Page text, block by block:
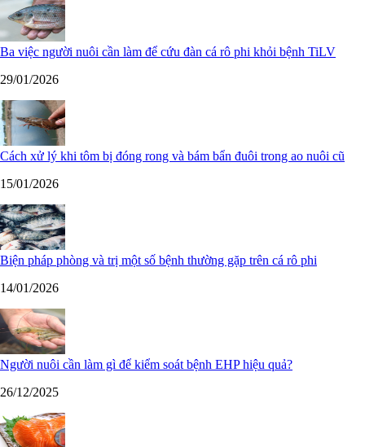
Ba việc người nuôi cần làm để cứu đàn cá rô phi khỏi bệnh TiLV
29/01/2026
Cách xử lý khi tôm bị đóng rong và bám bẩn đuôi trong ao nuôi cũ
15/01/2026
Biện pháp phòng và trị một số bệnh thường gặp trên cá rô phi
14/01/2026
Người nuôi cần làm gì để kiểm soát bệnh EHP hiệu quả?
26/12/2025